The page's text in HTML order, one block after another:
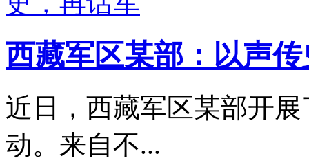
西藏军区某部：以声
近日，西藏军区某部开
动。来自不...